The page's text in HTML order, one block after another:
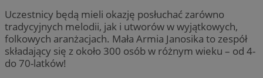
Uczestnicy będą mieli okazję posłuchać zarówno
tradycyjnych melodii, jak i utworów w wyjątkowych,
folkowych aranżacjach. Mała Armia Janosika to zespół
składający się z około 300 osób w różnym wieku – od 4-
do 70-latków!